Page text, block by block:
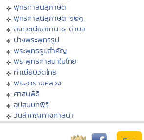
พุทธศาสนสุภาษิต
พุทธศาสนสุภาษิต ๖๒๑
สังเวชนียสถาน ๔ ตำบล
ปางพระพุทธรูป
พระพุทธรูปสำคัญ
พระพุทธศาสนาในไทย
ทำเนียบวัดไทย
พระอารามหลวง
ศาสนพิธี
อุปสมบทพิธี
วันสำคัญทางศาสนา